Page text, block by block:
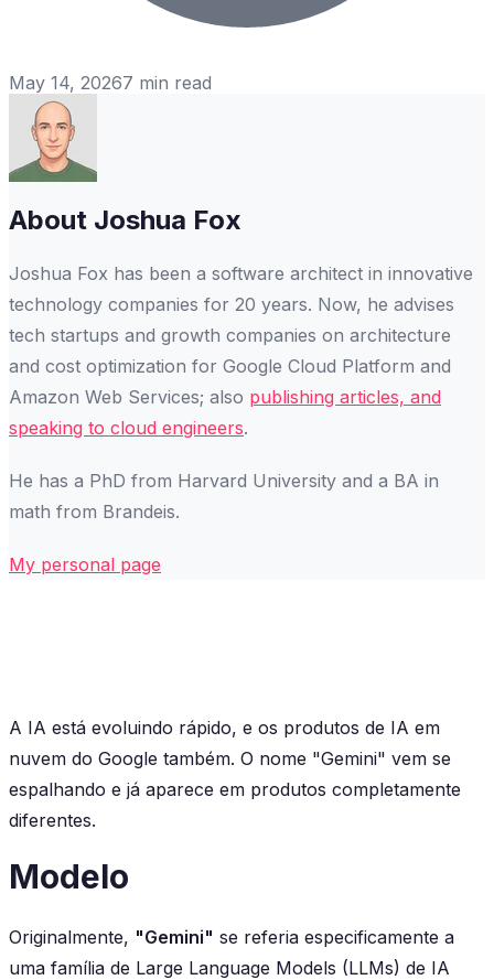
May 14, 20267 min read
About Joshua Fox
Joshua Fox has been a software architect in innovative
technology companies for 20 years. Now, he advises
tech startups and growth companies on architecture
and cost optimization for Google Cloud Platform and
Amazon Web Services; also publishing articles, and
speaking to cloud engineers.
He has a PhD from Harvard University and a BA in
math from Brandeis.
My personal page
A IA está evoluindo rápido, e os produtos de IA em
nuvem do Google também. O nome "Gemini" vem se
espalhando e já aparece em produtos completamente
diferentes.
Modelo
Originalmente, "Gemini" se referia especificamente a
uma família de Large Language Models (LLMs) de IA